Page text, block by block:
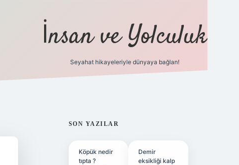
İnsan ve Yolculuk
Seyahat hikayeleriyle dünyaya bağlan!
SIDEBAR
SON YAZILAR
Köpük nedir
tıpta ?
Demir
eksikliği kalp